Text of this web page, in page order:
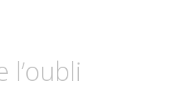
l’oubli